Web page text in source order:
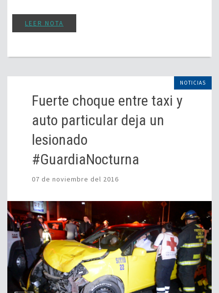
LEER NOTA
NOTICIAS
Fuerte choque entre taxi y
auto particular deja un
lesionado
#GuardiaNocturna
07 de noviembre del 2016